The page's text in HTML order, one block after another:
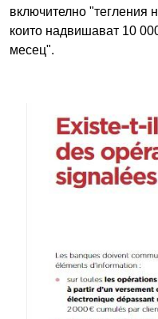
включително "тегления
които надвишават 10
месец".